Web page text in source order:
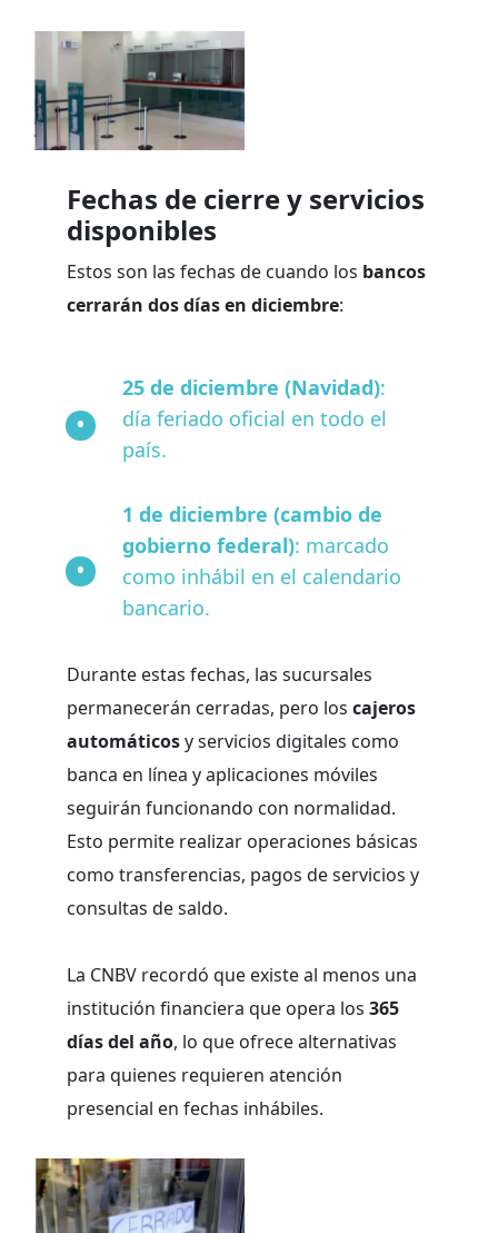
Fechas de cierre y servicios
disponibles
Estos son las fechas de cuando los bancos
cerrarán dos días en diciembre:
25 de diciembre (Navidad):
día feriado oficial en todo el
país.
1 de diciembre (cambio de
gobierno federal): marcado
como inhábil en el calendario
bancario.
Durante estas fechas, las sucursales
permanecerán cerradas, pero los cajeros
automáticosy servicios digitales como
banca en línea y aplicaciones móviles
seguirán funcionando con normalidad.
Esto permite realizar operaciones básicas
como transferencias, pagos de servicios y
consultas de saldo.
La CNBV recordó que existe al menos una
institución financiera que opera los 365
días del año, lo que ofrece alternativas
para quienes requieren atención
presencial en fechas inhábiles.